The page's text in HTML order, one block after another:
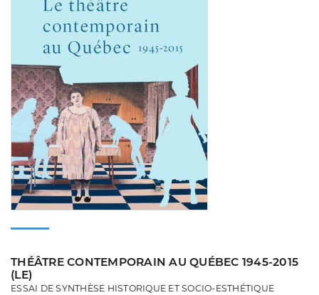
THÉÂTRE CONTEMPORAIN AU QUÉBEC 1945-2015
(LE)
ESSAI DE SYNTHÈSE HISTORIQUE ET SOCIO-ESTHÉTIQUE